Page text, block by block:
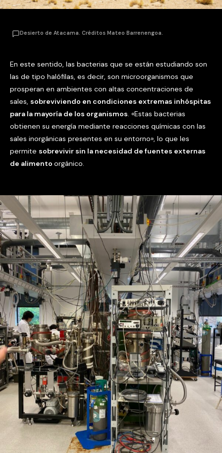
Desierto de Atacama. Créditos Mateo Barrenengoa.
En este sentido, las bacterias que se están estudiando son
las de tipo halófilas, es decir, son microorganismos que
prosperan en ambientes con altas concentraciones de
sales, sobreviviendo en condiciones extremas inhóspitas
para la mayoría de los organismos. «Estas bacterias
obtienen su energía mediante reacciones químicas con las
sales inorgánicas presentes en su entorno», lo que les
permite sobrevivir sin la necesidad de fuentes externas
de alimento orgánico.